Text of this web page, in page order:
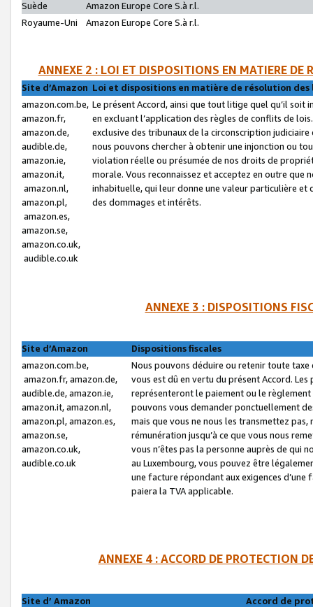
Suède
Amazon Europe Core S.à r.l.
Royaume-Uni
Amazon Europe Core S.à r.l.
ANNEXE 2 : LOI ET DISPOSITIONS EN MATIERE DE
Site d’Amazon Loi et dispositions en matière de résolution
amazon.com.be,
amazon.fr,
amazon.de,
audible.de,
amazon.ie,
amazon.it,
amazon.nl,
amazon.pl,
amazon.es,
amazon.se,
amazon.co.uk,
audible.co.uk
Le présent Accord, ainsi que tout litige quel qu’il soit
en excluant l’application des règles de conflits de
exclusive des tribunaux de la circonscription
nous pouvons chercher à obtenir une injonction ou
violation réelle ou présumée de nos droits de
morale. Vous reconnaissez et acceptez en outre que
inhabituelle, qui leur donne une valeur particulière
des dommages et intérêts.
ANNEXE 3 : DISPOSITIONS
Site d’Amazon
Dispositions fiscales
amazon.com.be,
amazon.fr, amazon.de,
audible.de, amazon.ie,
amazon.it, amazon.nl,
amazon.pl, amazon.es,
amazon.se,
amazon.co.uk,
audible.co.uk
Nous pouvons déduire ou retenir toute
vous est dû en vertu du présent Accord.
représenteront le paiement ou le
pouvons vous demander ponctuellement
mais que vous ne nous les transmettez
rémunération jusqu’à ce que vous nous
vous n’êtes pas la personne auprès de qui
au Luxembourg, vous pouvez être
une facture répondant aux exigences
paiera la TVA applicable.
ANNEXE 4 : ACCORD DE PROTECTION
Site d’ Amazon
Accord de